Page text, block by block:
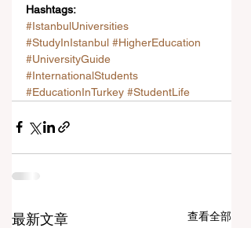
Hashtags:
#IstanbulUniversities
#StudyInIstanbul #HigherEducation
#UniversityGuide
#InternationalStudents
#EducationInTurkey #StudentLife
最新文章 查看全部